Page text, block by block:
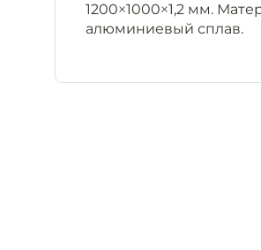
1200×1000×1,2 мм.
алюминиевый сплав.